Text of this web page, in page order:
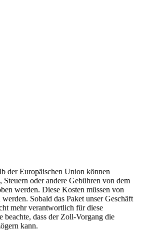
der Europäischen Union können
oder andere Gebühren von dem
werden. Diese Kosten müssen von
Sobald das Paket unser Geschäft
mehr verantwortlich für diese
beachte, dass der Zoll-Vorgang die
kann.